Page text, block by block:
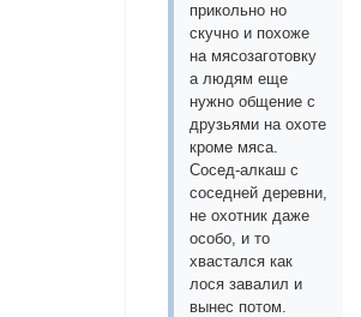
прикольно но
скучно и похоже
на мясозаготовку
а людям еще
нужно общение с
друзьями на охоте
кроме мяса.
Сосед-алкаш с
соседней деревни,
не охотник даже
особо, и то
хвастался как
лося завалил и
вынес потом.